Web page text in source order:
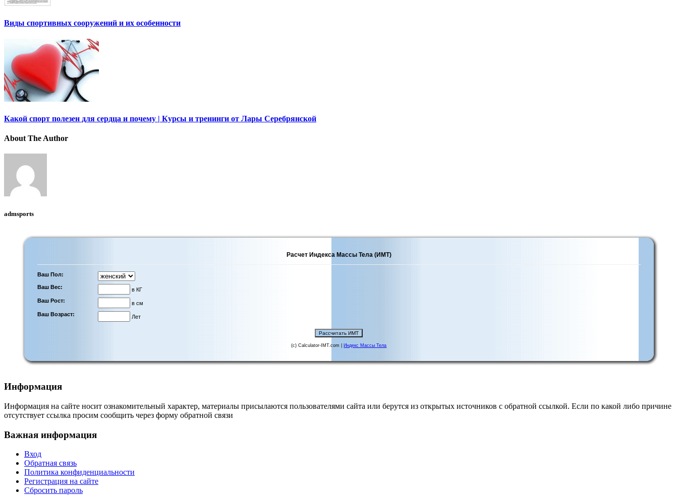
Виды спортивных сооружений и их особенности
Какой спорт полезен для сердца и почему | Курсы и тренинги от Лары Серебрянской
About The Author
admsports
Расчет Индекса Массы Тела (ИМТ)
Ваш Пол:
Ваш Вес:
в КГ
Ваш Рост:
в см
Ваш Возраст:
Лет
(c) Calculator-IMT.com | Индекс Массы Тела
Информация
Информация на сайте носит ознакомительный характер, материалы присылаются пользователями сайта или берутся из открытых источников с обратной ссылкой. Если по какой либо причине
отсутствует ссылка просим сообщить через форму обратной связи
Важная информация
Вход
Обратная связь
Политика конфиденциальности
Регистрация на сайте
Сбросить пароль